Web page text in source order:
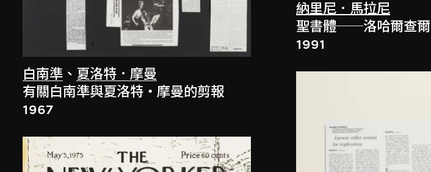
白南準 、 夏洛特．摩曼
有關白南準與夏洛特・摩曼的剪報
1967
納里尼．馬拉尼
聖書體──洛哈爾查爾
1991